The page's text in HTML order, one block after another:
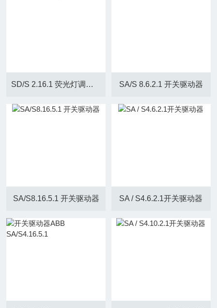
SD/S 2.16.1 荧光灯调光器 SA/S 8.6.2.1 开关驱动器
SA/S8.16.5.1 开关驱动器 SA / S4.6.2.1开关驱动器